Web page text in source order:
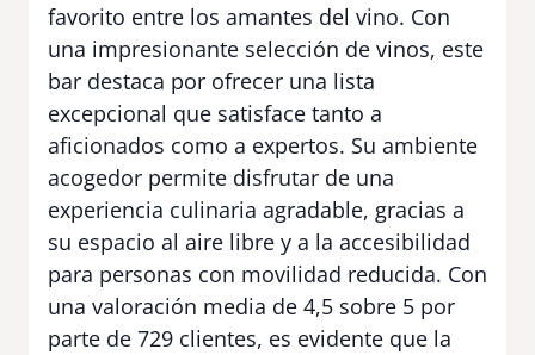
favorito entre los amantes del vino. Con
una impresionante selección de vinos, este
bar destaca por ofrecer una lista
excepcional que satisface tanto a
aficionados como a expertos. Su ambiente
acogedor permite disfrutar de una
experiencia culinaria agradable, gracias a
su espacio al aire libre y a la accesibilidad
para personas con movilidad reducida. Con
una valoración media de 4,5 sobre 5 por
parte de 729 clientes, es evidente que la